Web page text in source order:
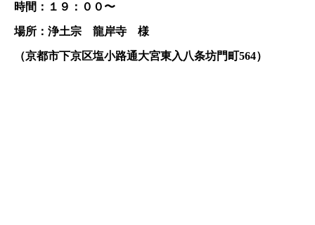
時間：１９：００〜
場所：浄土宗 龍岸寺 様
（京都市下京区塩小路通大宮東入八条坊門町564）